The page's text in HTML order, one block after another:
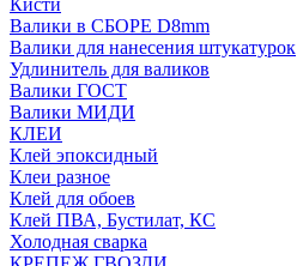
Кисти
Валики в СБОРЕ D8mm
Валики для нанесения штукатурок
Удлинитель для валиков
Валики ГОСТ
Валики МИДИ
КЛЕИ
Клей эпоксидный
Клеи разное
Клей для обоев
Клей ПВА, Бустилат, КС
Холодная сварка